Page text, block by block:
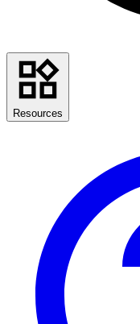
Resources